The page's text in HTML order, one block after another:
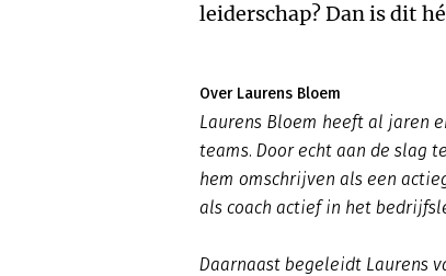
leiderschap? Dan is dit
Over Laurens Bloem
Laurens Bloem heeft al jaren
teams. Door echt aan de slag
hem omschrijven als een
als coach actief in het
Daarnaast begeleidt Laurens